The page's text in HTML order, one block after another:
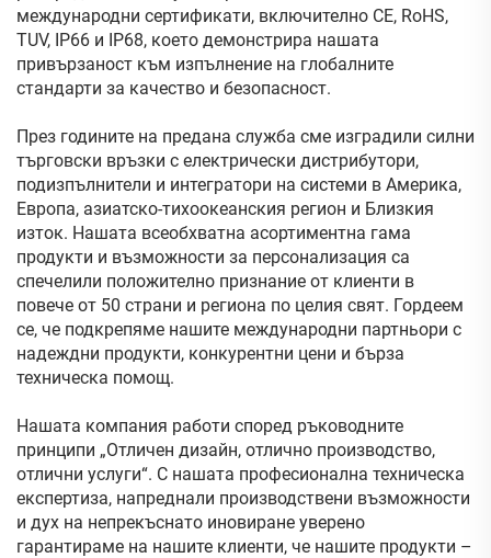
международни сертификати, включително CE, RoHS,
TUV, IP66 и IP68, което демонстрира нашата
привързаност към изпълнение на глобалните
стандарти за качество и безопасност.
През годините на предана служба сме изградили силни
търговски връзки с електрически дистрибутори,
подизпълнители и интегратори на системи в Америка,
Европа, азиатско-тихоокеанския регион и Близкия
изток. Нашата всеобхватна асортиментна гама
продукти и възможности за персонализация са
спечелили положително признание от клиенти в
повече от 50 страни и региона по целия свят. Гордеем
се, че подкрепяме нашите международни партньори с
надеждни продукти, конкурентни цени и бърза
техническа помощ.
Нашата компания работи според ръководните
принципи „Отличен дизайн, отлично производство,
отлични услуги“. С нашата професионална техническа
експертиза, напреднали производствени възможности
и дух на непрекъснато иновиране уверено
гарантираме на нашите клиенти, че нашите продукти –